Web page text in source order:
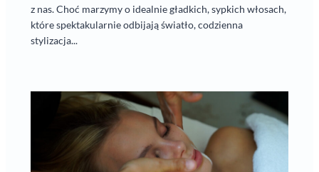
z nas. Choć marzymy o idealnie gładkich, sypkich włosach,
które spektakularnie odbijają światło, codzienna
stylizacja...